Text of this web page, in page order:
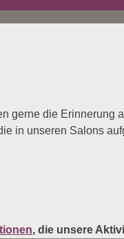
gerne die
in unseren Salons
, die unsere